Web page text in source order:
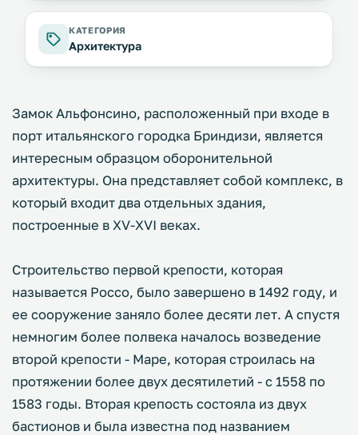
КАТЕГОРИЯ
Архитектура
Замок Альфонсино, расположенный при входе в
порт итальянского городка Бриндизи, является
интересным образцом оборонительной
архитектуры. Она представляет собой комплекс, в
который входит два отдельных здания,
построенные в XV-XVI веках.
Строительство первой крепости, которая
называется Россо, было завершено в 1492 году, и
ее сооружение заняло более десяти лет. А спустя
немногим более полвека началось возведение
второй крепости - Маре, которая строилась на
протяжении более двух десятилетий - с 1558 по
1583 годы. Вторая крепость состояла из двух
бастионов и была известна под названием